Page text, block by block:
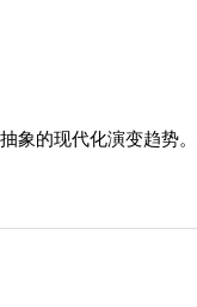
象的现代化演变趋势